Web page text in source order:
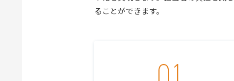
ることができます。